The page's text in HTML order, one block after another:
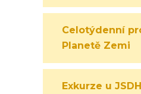
Celotýdenní
Planetě Zemi
Exkurze u